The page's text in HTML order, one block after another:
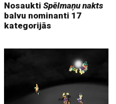
NosauktiSpēlmaņu nakts
balvu nominanti 17
kategorijās